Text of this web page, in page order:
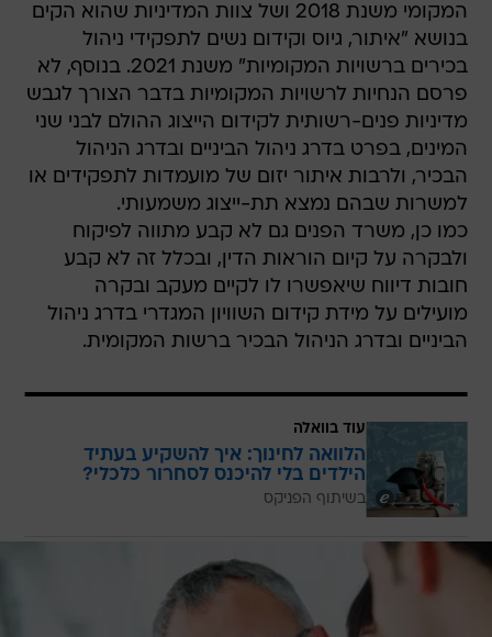
המקומי משנת 2018 ושל צוות המדיניות שהוא הקים
בנושא "איתור, גיוס וקידום נשים לתפקידי ניהול
בכירים ברשויות המקומיות" משנת 2021. בנוסף, לא
פרסם הנחיות לרשויות המקומיות בדבר הצורך לגבש
מדיניות פנים-רשותית לקידום הייצוג ההולם לבני שני
המינים, בפרט בדרג ניהול הביניים ובדרג הניהול
הבכיר, ולרבות איתור יזום של מועמדות לתפקידים או
למשרות שבהם נמצא תת-ייצוג משמעותי.
כמו כן, משרד הפנים גם לא קבע מתווה לפיקוח
ולבקרה על קיום הוראות הדין, ובכלל זה לא קבע
חובות דיווח שיאפשרו לו לקיים מעקב ובקרה
מועילים על מידת קידום השוויון המגדרי בדרג ניהול
הביניים ובדרג הניהול הבכיר ברשות המקומית.
עוד בוואלה
הלוואה לחינוך: איך להשקיע בעתיד
הילדים בלי להיכנס לסחרור כלכלי?
בשיתוף הפניקס